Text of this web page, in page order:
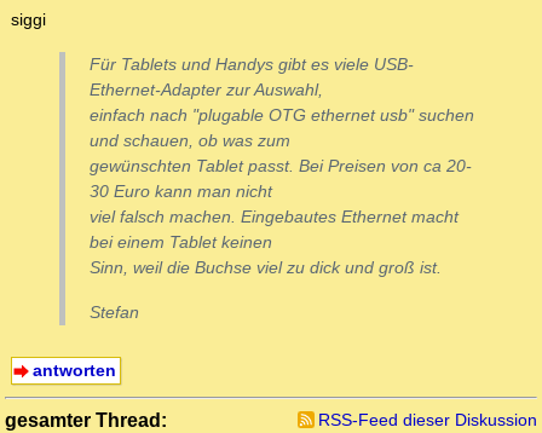
siggi
Für Tablets und Handys gibt es viele USB-
Ethernet-Adapter zur Auswahl,
einfach nach "plugable OTG ethernet usb" suchen
und schauen, ob was zum
gewünschten Tablet passt. Bei Preisen von ca 20-
30 Euro kann man nicht
viel falsch machen. Eingebautes Ethernet macht
bei einem Tablet keinen
Sinn, weil die Buchse viel zu dick und groß ist.
Stefan
antworten
gesamter Thread:
RSS-Feed dieser Diskussion